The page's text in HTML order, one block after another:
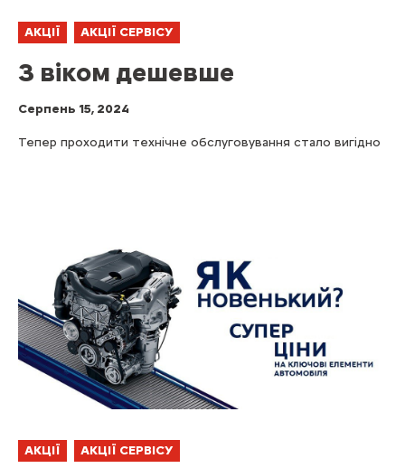
АКЦІЇ АКЦІЇ СЕРВІСУ
З віком дешевше
Серпень 15, 2024
Тепер проходити технічне обслуговування стало вигідно
АКЦІЇ АКЦІЇ СЕРВІСУ